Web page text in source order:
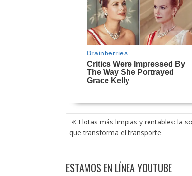
NAVEGACIÓN
DE
ENTRADAS
Flotas más limpias y rentables: la
que transforma el transporte
ESTAMOS EN LÍNEA YOUTUBE